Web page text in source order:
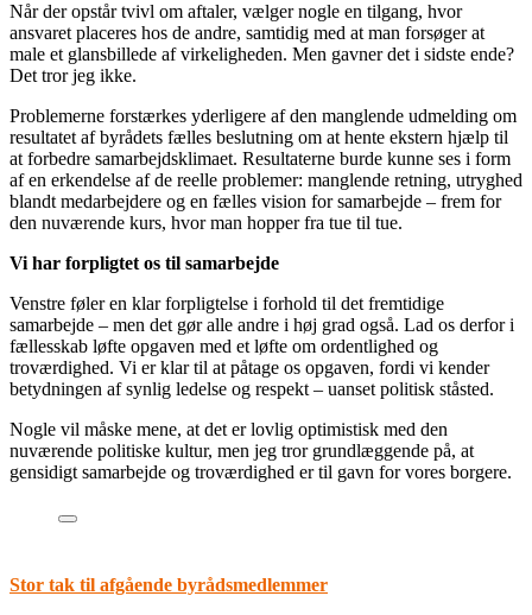
Når der opstår tvivl om aftaler, vælger nogle en tilgang, hvor
ansvaret placeres hos de andre, samtidig med at man forsøger at
male et glansbillede af virkeligheden. Men gavner det i sidste ende?
Det tror jeg ikke.
Problemerne forstærkes yderligere af den manglende udmelding om
resultatet af byrådets fælles beslutning om at hente ekstern hjælp til
at forbedre samarbejdsklimaet. Resultaterne burde kunne ses i form
af en erkendelse af de reelle problemer: manglende retning, utryghed
blandt medarbejdere og en fælles vision for samarbejde – frem for
den nuværende kurs, hvor man hopper fra tue til tue.
Vi har forpligtet os til samarbejde
Venstre føler en klar forpligtelse i forhold til det fremtidige
samarbejde – men det gør alle andre i høj grad også. Lad os derfor i
fællesskab løfte opgaven med et løfte om ordentlighed og
troværdighed. Vi er klar til at påtage os opgaven, fordi vi kender
betydningen af synlig ledelse og respekt – uanset politisk ståsted.
Nogle vil måske mene, at det er lovlig optimistisk med den
nuværende politiske kultur, men jeg tror grundlæggende på, at
gensidigt samarbejde og troværdighed er til gavn for vores borgere.
Stor tak til afgående byrådsmedlemmer